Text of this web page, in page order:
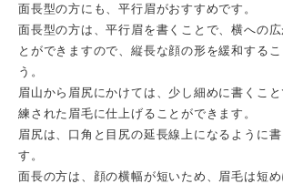
面長型の方にも、平行眉がおすすめです。
面長型の方は、平行眉を書くことで、横への
とができますので、縦長な顔の形を緩和する
う。
眉山から眉尻にかけては、少し細めに書くこ
練された眉毛に仕上げることができます。
眉尻は、口角と目尻の延長線上になるように
す。
面長の方は、顔の横幅が短いため、眉毛は短